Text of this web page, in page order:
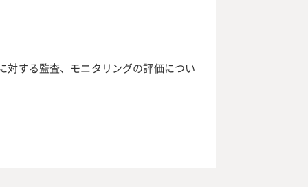
対する監査、モニタリングの評価につい